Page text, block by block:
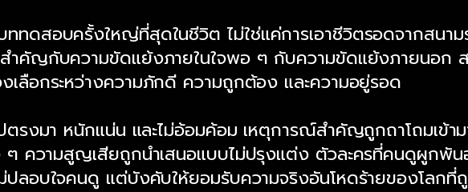
ทดสอบครั้งใหญ่ที่สุดในชีวิต ไม่ใช่แค่การเอาชีวิตรอดจากสนา
ำคัญกับความขัดแย้งภายในใจพอ ๆ กับความขัดแย้งภายนอก
ลือกระหว่างความภักดี ความถูกต้อง และความอยู่รอด
ตรงมา หนักแน่น และไม่อ้อมค้อม เหตุการณ์สำคัญถูกถาโถมเข้
ๆ ความสูญเสียถูกนำเสนอแบบไม่ปรุงแต่ง ตัวละครที่คนดูผูกพัน
ลอบใจคนดู แต่บังคับให้ยอมรับความจริงอันโหดร้ายของโลกที่